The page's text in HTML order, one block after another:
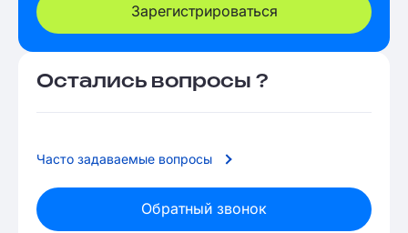
Зарегистрироваться
Остались вопросы ?
Часто задаваемые вопросы
Обратный звонок